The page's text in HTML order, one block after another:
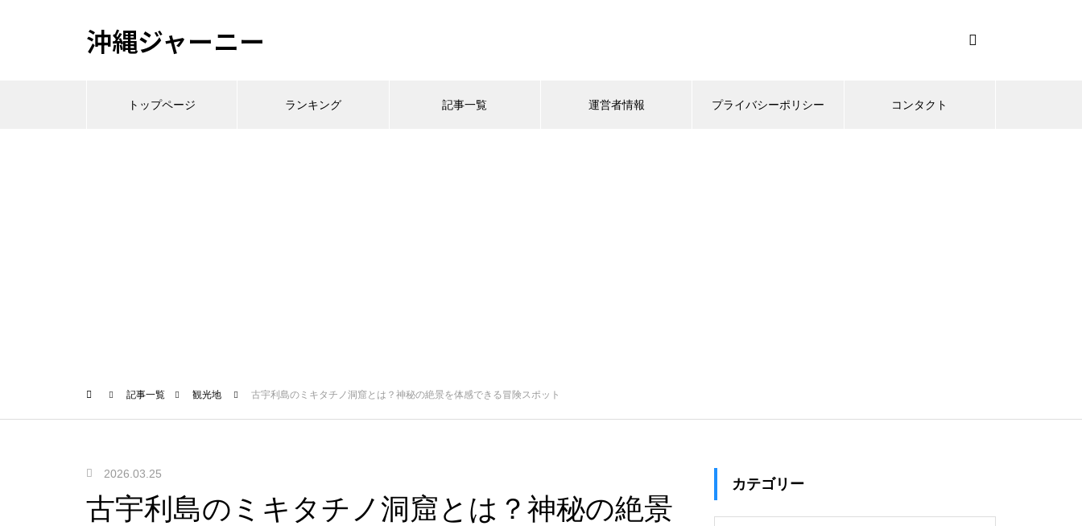
沖縄ジャーニー
トップページ ランキング 記事一覧 運営者情報 プライバシーポリシー コンタクト
記事一覧 観光地 古宇利島のミキタチノ洞窟とは？神秘の絶景を体感できる冒険スポット
2026.03.25
古宇利島のミキタチノ洞窟とは？神秘の絶景
カテゴリー